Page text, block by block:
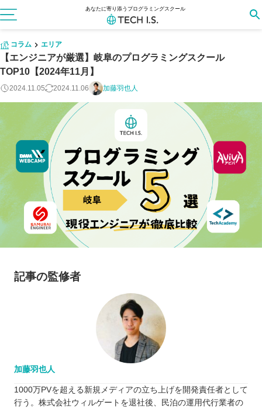
あなたに寄り添うプログラミングスクール
コラム エリア
【エンジニアが厳選】岐阜のプログラミングスクール
TOP10【2024年11月】
2024.11.05 2024.11.06 加藤羽也人
記事の監修者
加藤羽也人
1000万PVを超える新規メディアの立ち上げを開発責任者として
行う。株式会社ウィルゲートを退社後、民泊の運用代行業者の